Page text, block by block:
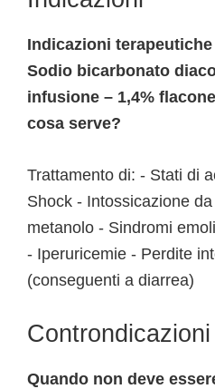
Indicazioni
Sodio bicarbonato
infusione – 1,4%
cosa serve?
Trattamento di: - Stati di
Shock - Intossicazione
metanolo - Sindromi
- Iperuricemie - Perdite
(conseguenti a diarrea)
Controndicazioni
Quando non deve